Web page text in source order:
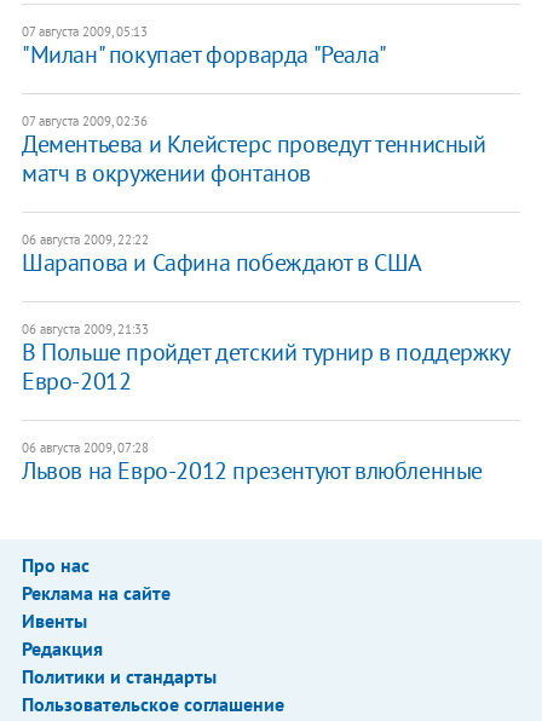
07 августа 2009, 05:13
"Милан" покупает форварда "Реала"
07 августа 2009, 02:36
Дементьева и Клейстерс проведут теннисный
матч в окружении фонтанов
06 августа 2009, 22:22
Шарапова и Сафина побеждают в США
06 августа 2009, 21:33
В Польше пройдет детский турнир в поддержку
Евро-2012
06 августа 2009, 07:28
Львов на Евро-2012 презентуют влюбленные
Про нас
Реклама на сайте
Ивенты
Редакция
Политики и стандарты
Пользовательское соглашение